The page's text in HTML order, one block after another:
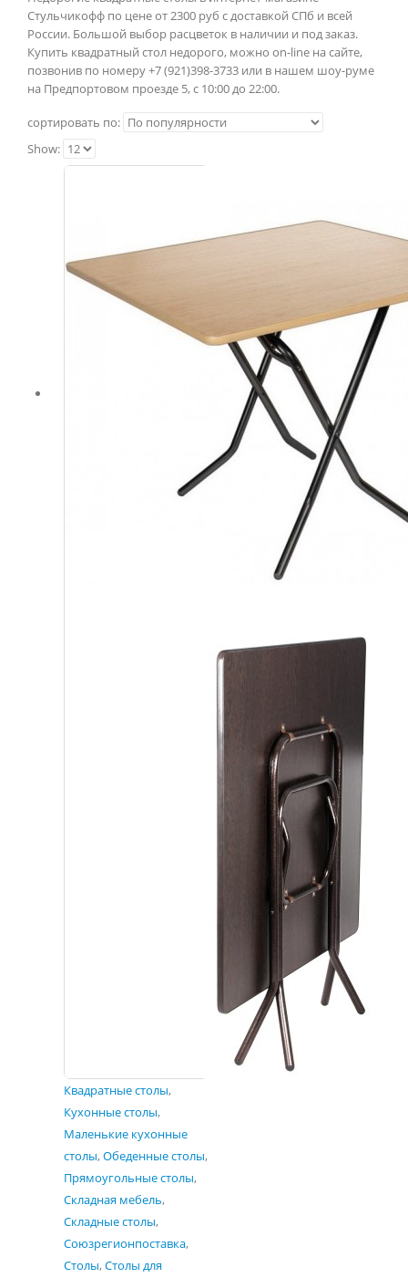
Стульчикофф по цене от 2300 руб с доставкой СПб и всей
России. Большой выбор расцветок в наличии и под заказ.
Купить квадратный стол недорого, можно on-line на сайте,
позвонив по номеру +7 (921)398-3733 или в нашем шоу-руме
на Предпортовом проезде 5, с 10:00 до 22:00.
сортировать по:
Show:
Квадратные столы,
Кухонные столы,
Маленькие кухонные
столы,Обеденные столы,
Прямоугольные столы,
Складная мебель,
Складные столы,
Союзрегионпоставка,
Столы,Столы для